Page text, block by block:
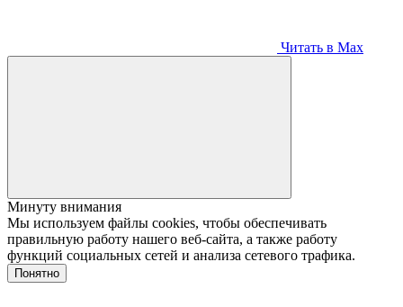
Читать в Max
Минуту внимания
Мы используем файлы cookies, чтобы обеспечивать
правильную работу нашего веб-сайта, а также работу
функций социальных сетей и анализа сетевого трафика.
Понятно